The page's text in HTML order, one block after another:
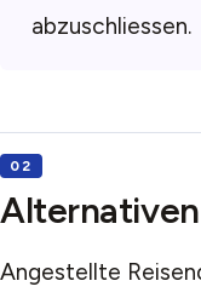
abzuschliessen.
Alternativen
Angestellte